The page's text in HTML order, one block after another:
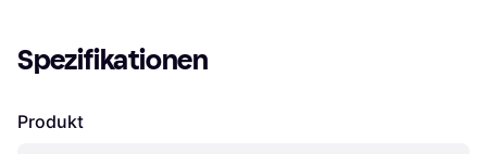
Spezifikationen
Produkt